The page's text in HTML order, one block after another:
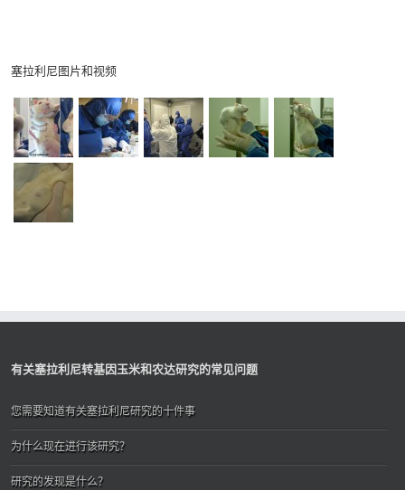
塞拉利尼图片和视频
有关塞拉利尼转基因玉米和农达研究的常见问题
您需要知道有关塞拉利尼研究的十件事
为什么现在进行该研究？
研究的发现是什么？